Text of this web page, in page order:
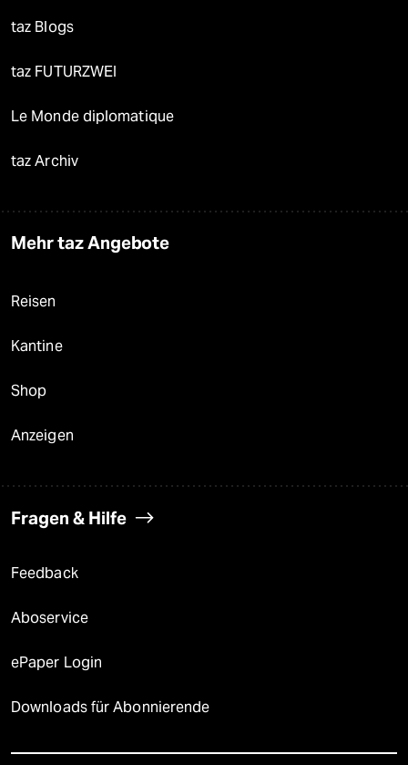
taz Blogs
taz FUTURZWEI
Le Monde diplomatique
taz Archiv
Mehr taz Angebote
Reisen
Kantine
Shop
Anzeigen
Fragen & Hilfe
Feedback
Aboservice
ePaper Login
Downloads für Abonnierende